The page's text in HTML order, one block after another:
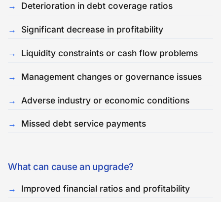
Deterioration in debt coverage ratios
Significant decrease in profitability
Liquidity constraints or cash flow problems
Management changes or governance issues
Adverse industry or economic conditions
Missed debt service payments
What can cause an upgrade?
Improved financial ratios and profitability